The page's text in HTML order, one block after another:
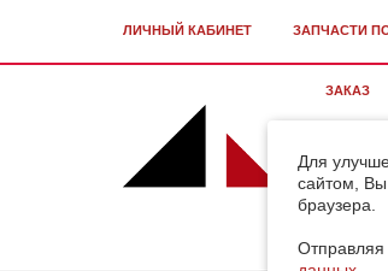
Для
сайтом,
браузера.
Отправляя
ЛИЧНЫЙ КАБИНЕТ ЗАПЧАСТИ
ЗАКАЗ